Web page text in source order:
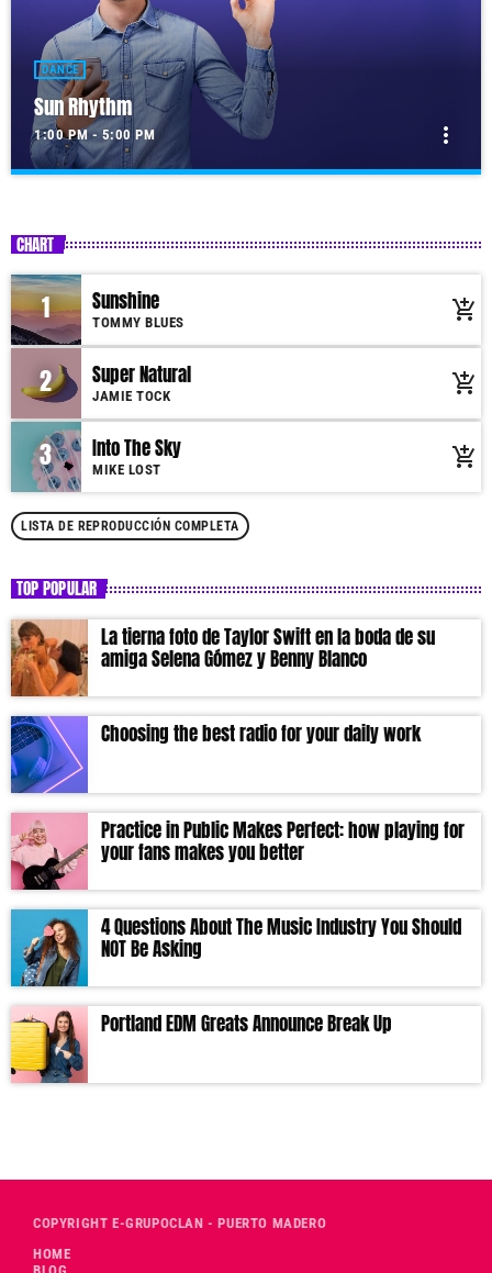
DANCE
Sun Rhythm
1:00 PM - 5:00 PM more_vert
For every Show page the timetable is auomatically generated from the
schedule, and you can set automatic carousels of Podcasts, Articles and
Charts by simply choosing a category. Curabitur id lacus felis. Sed justo
mauris, auctor eget tellus nec, pellentesque varius mauris. Sed eu congue
nulla, et tincidunt justo. Aliquam semper faucibus odio id varius.
Suspendisse varius laoreet sodales.
CHART
1 Sunshine
TOMMY BLUES add_shopping_cart
2 Super Natural
JAMIE TOCK add_shopping_cart
3 Into The Sky
MIKE LOST add_shopping_cart
LISTA DE REPRODUCCIÓN COMPLETA
TOP POPULAR
La tierna foto de Taylor Swift en la boda de su
amiga Selena Gómez y Benny Blanco
Choosing the best radio for your daily work
Practice in Public Makes Perfect: how playing for
your fans makes you better
4 Questions About The Music Industry You Should
NOT Be Asking
Portland EDM Greats Announce Break Up
COPYRIGHT E-GRUPOCLAN - PUERTO MADERO
HOME